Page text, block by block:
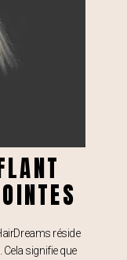
réside
signifie que